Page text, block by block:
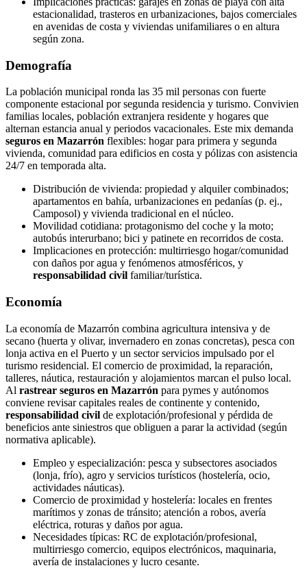
estacionalidad, trasteros en urbanizaciones, bajos comerciales
en avenidas de costa y viviendas unifamiliares o en altura
según zona.
Demografía
La población municipal ronda las 35 mil personas con fuerte
componente estacional por segunda residencia y turismo. Convivien
familias locales, población extranjera residente y hogares que
alternan estancia anual y periodos vacacionales. Este mix demanda
seguros en Mazarrón flexibles: hogar para primera y segunda
vivienda, comunidad para edificios en costa y pólizas con asistencia
24/7 en temporada alta.
Distribución de vivienda: propiedad y alquiler combinados;
apartamentos en bahía, urbanizaciones en pedanías (p. ej.,
Camposol) y vivienda tradicional en el núcleo.
Movilidad cotidiana: protagonismo del coche y la moto;
autobús interurbano; bici y patinete en recorridos de costa.
Implicaciones en protección: multirriesgo hogar/comunidad
con daños por agua y fenómenos atmosféricos, y
responsabilidad civil familiar/turística.
Economía
La economía de Mazarrón combina agricultura intensiva y de
secano (huerta y olivar, invernadero en zonas concretas), pesca con
lonja activa en el Puerto y un sector servicios impulsado por el
turismo residencial. El comercio de proximidad, la reparación,
talleres, náutica, restauración y alojamientos marcan el pulso local.
Al rastrear seguros en Mazarrón para pymes y autónomos
conviene revisar capitales reales de continente y contenido,
responsabilidad civil de explotación/profesional y pérdida de
beneficios ante siniestros que obliguen a parar la actividad (según
normativa aplicable).
Empleo y especialización: pesca y subsectores asociados
(lonja, frío), agro y servicios turísticos (hostelería, ocio,
actividades náuticas).
Comercio de proximidad y hostelería: locales en frentes
marítimos y zonas de tránsito; atención a robos, avería
eléctrica, roturas y daños por agua.
Necesidades típicas: RC de explotación/profesional,
multirriesgo comercio, equipos electrónicos, maquinaria,
avería de instalaciones y lucro cesante.